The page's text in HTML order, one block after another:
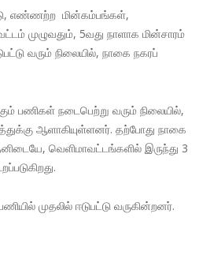
எண்ணற்ற மின்கம்பங்கள்,
முழுவதும், 5வது நாளாக மின்சாரம்
வரும் நிலையில், நாகை நகரப்
பணிகள் நடைபெற்று வரும் நிலையில்,
ஆளாகியுள்ளனர். தற்போது நாகை
வெளிமாவட்டங்களில் இருந்து 3
முதலில் ஈடுபட்டு வருகின்றனர்.